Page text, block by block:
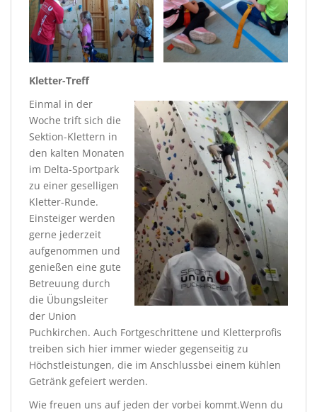
Kletter-Treff
Einmal in der
Woche trift sich die
Sektion-Klettern in
den kalten Monaten
im Delta-Sportpark
zu einer geselligen
Kletter-Runde.
Einsteiger werden
gerne jederzeit
aufgenommen und
genießen eine gute
Betreuung durch
die Übungsleiter
der Union
Puchkirchen. Auch Fortgeschrittene und Kletterprofis
treiben sich hier immer wieder gegenseitig zu
Höchstleistungen, die im Anschlussbei einem kühlen
Getränk gefeiert werden.
Wie freuen uns auf jeden der vorbei kommt.Wenn du